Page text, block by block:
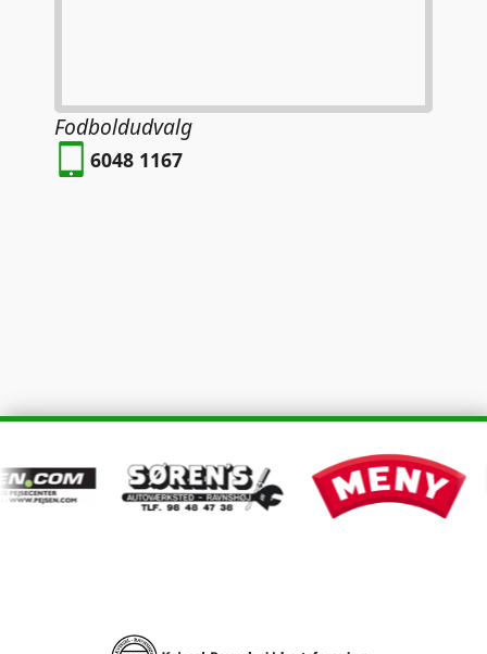
Fodboldudvalg
6048 1167